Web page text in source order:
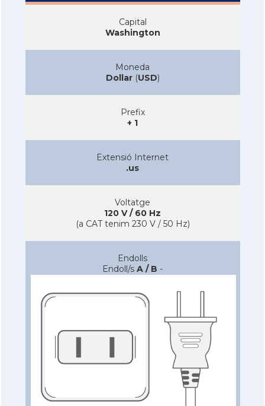
Capital
Washington
Moneda
Dollar(USD)
Prefix
+ 1
Extensió Internet
.us
Voltatge
120 V / 60 Hz
(a CAT tenim 230 V / 50 Hz)
Endolls
Endoll/s A / B -